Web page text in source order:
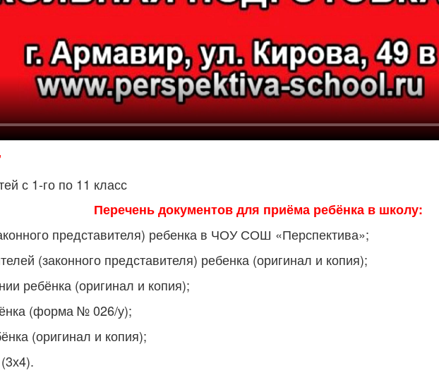
с 1-го по 11 класс
Перечень документов для приёма ребёнка в школу:
представителя) ребенка в ЧОУ СОШ «Перспектива»;
(законного представителя) ребенка (оригинал и копия);
ребёнка (оригинал и копия);
(форма № 026/у);
(оригинал и копия);